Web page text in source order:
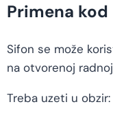
Primena
Sifon se može
na otvorenoj
Treba uzeti u obzir: